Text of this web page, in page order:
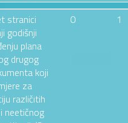
stranici
godišnji
plana
drugog
koji
za
različitih
neetičnog
0 1